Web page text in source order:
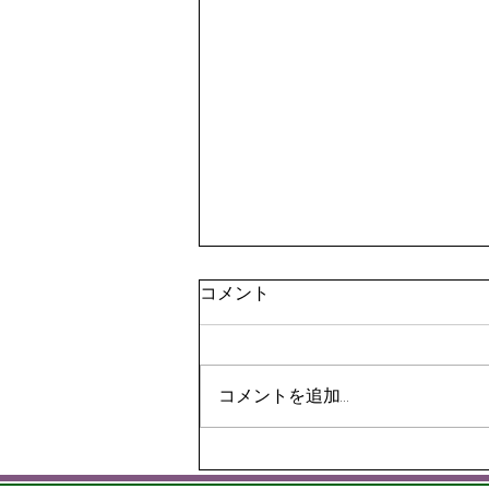
収穫しましたー！
コメント
コメントを追加…